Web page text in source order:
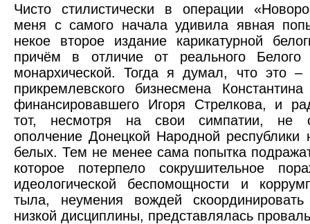
Чисто стилистически в операции
меня с самого начала удивила явная
некое второе издание карикатурной
причём в отличие от реального
монархической. Тогда я думал, что это –
прикремлевского бизнесмена
финансировавшего Игоря Стрелкова, и
тот, несмотря на свои симпатии, не
ополчение Донецкой Народной республики
белых. Тем не менее сама попытка
которое потерпело сокрушительное
идеологической беспомощности и
тыла, неумения вождей
низкой дисциплины, представлялась